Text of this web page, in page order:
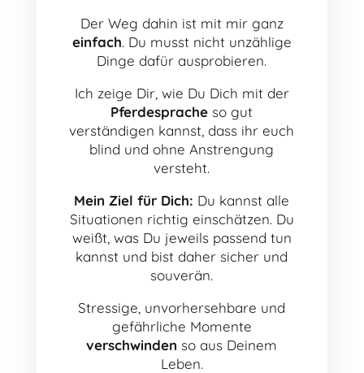
Der Weg dahin ist mit mir ganz
einfach. Du musst nicht unzählige
Dinge dafür ausprobieren.
Ich zeige Dir, wie Du Dich mit der
Pferdesprache so gut
verständigen kannst, dass ihr euch
blind und ohne Anstrengung
versteht.
Mein Ziel für Dich: Du kannst alle
Situationen richtig einschätzen. Du
weißt, was Du jeweils passend tun
kannst und bist daher sicher und
souverän.
Stressige, unvorhersehbare und
gefährliche Momente
verschwinden so aus Deinem
Leben.